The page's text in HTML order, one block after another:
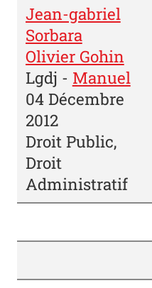
Jean-gabriel
Sorbara
Olivier Gohin
Lgdj - Manuel
04 Décembre
2012
Droit Public,
Droit
Administratif